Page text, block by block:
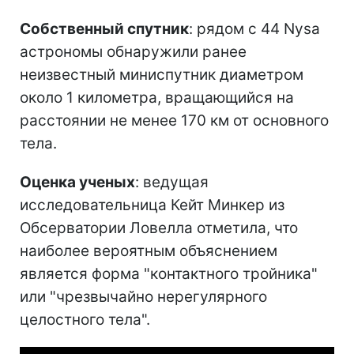
Собственный спутник: рядом с 44 Nysa
астрономы обнаружили ранее
неизвестный миниспутник диаметром
около 1 километра, вращающийся на
расстоянии не менее 170 км от основного
тела.
Оценка ученых: ведущая
исследовательница Кейт Минкер из
Обсерватории Ловелла отметила, что
наиболее вероятным объяснением
является форма "контактного тройника"
или "чрезвычайно нерегулярного
целостного тела".